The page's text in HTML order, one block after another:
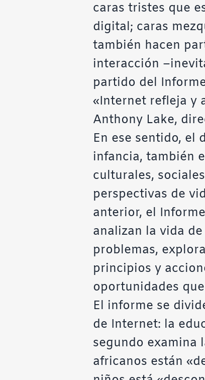
caras tristes que
digital; caras
también hacen
interacción
partido del
«Internet refleja y
Anthony Lake,
En ese sentido, el
infancia, también
culturales,
perspectivas de
anterior, el
analizan la vida
problemas,
principios y
oportunidades
El informe se
de Internet: la
segundo examina
africanos están